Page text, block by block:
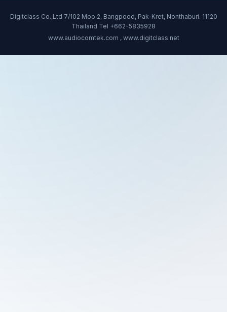
Digitclass Co.,Ltd 7/102 Moo 2, Bangpood, Pak-Kret, Nonthaburi. 11120
Thailand Tel +662-5835928
www.audiocomtek.com , www.digitclass.net